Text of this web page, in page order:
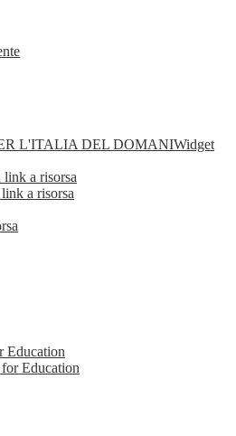
Widget
a risorsa
a risorsa
Education